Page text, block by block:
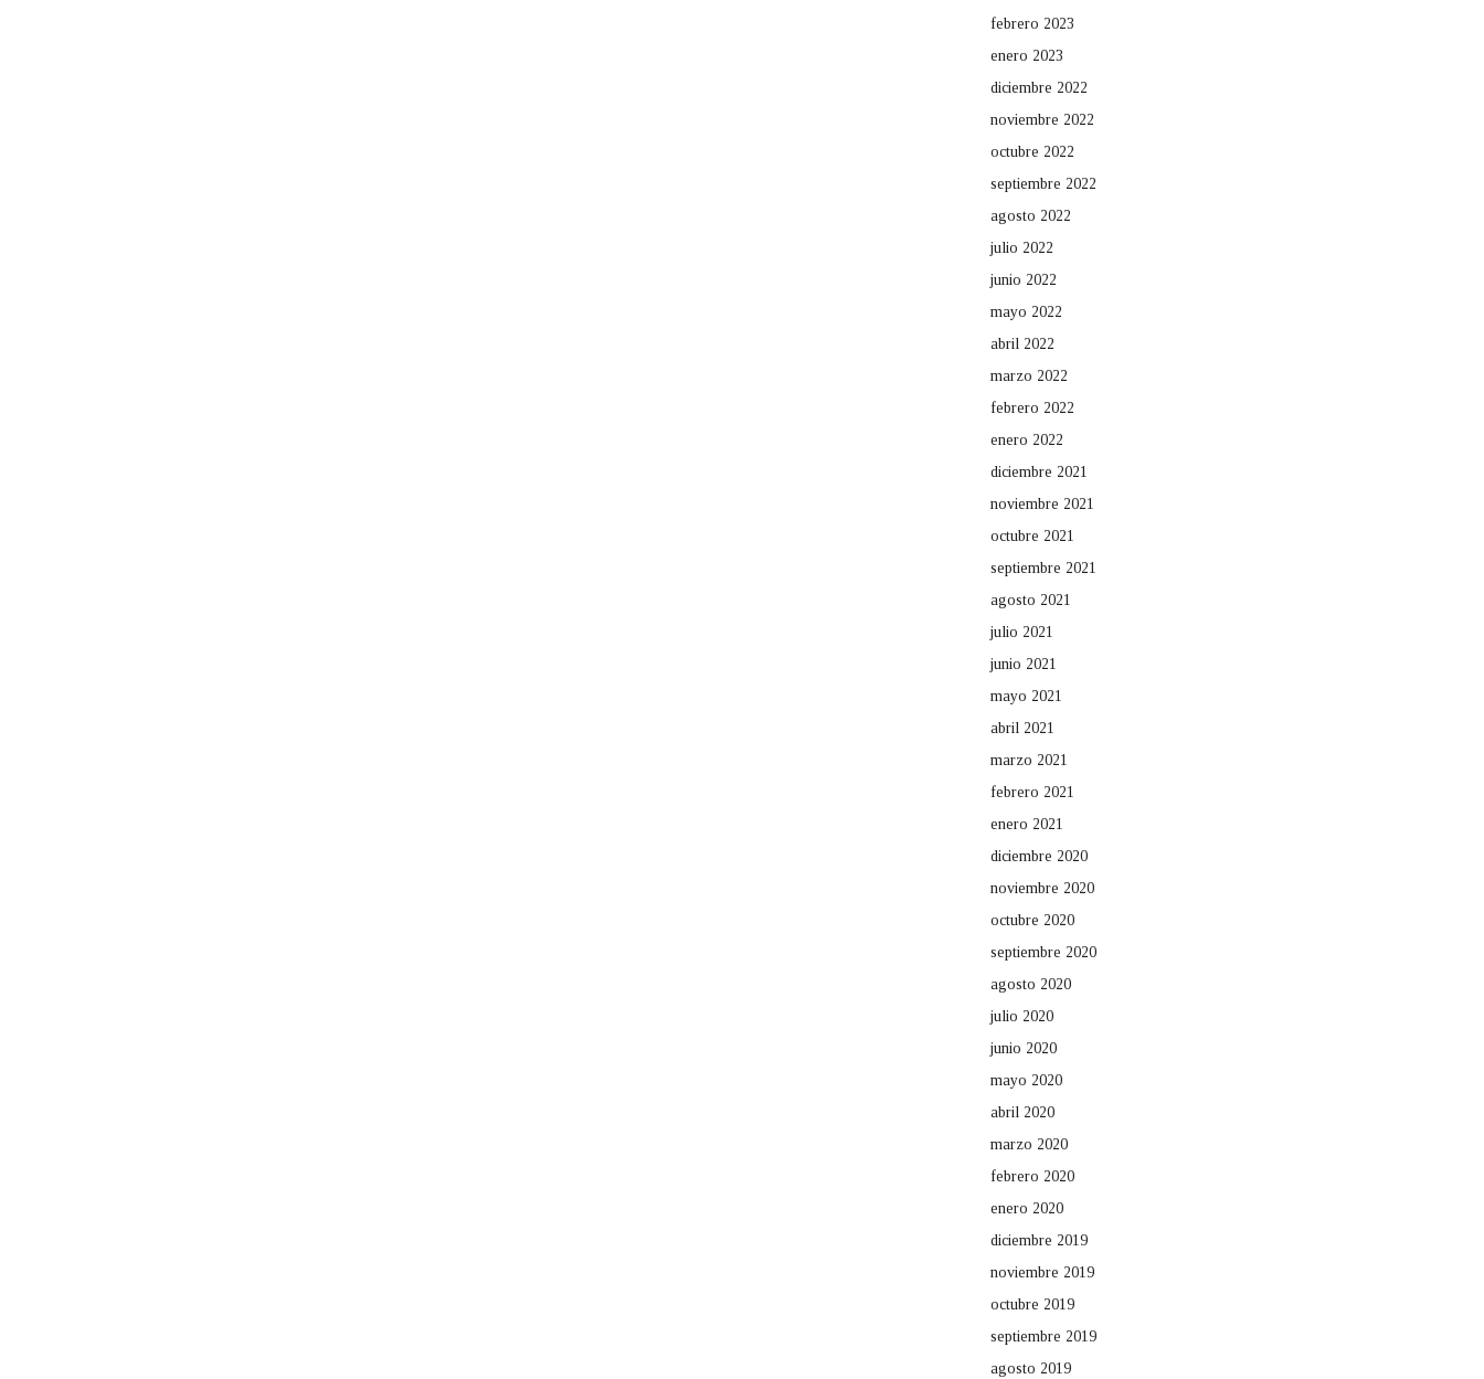
febrero 2023
enero 2023
diciembre 2022
noviembre 2022
octubre 2022
septiembre 2022
agosto 2022
julio 2022
junio 2022
mayo 2022
abril 2022
marzo 2022
febrero 2022
enero 2022
diciembre 2021
noviembre 2021
octubre 2021
septiembre 2021
agosto 2021
julio 2021
junio 2021
mayo 2021
abril 2021
marzo 2021
febrero 2021
enero 2021
diciembre 2020
noviembre 2020
octubre 2020
septiembre 2020
agosto 2020
julio 2020
junio 2020
mayo 2020
abril 2020
marzo 2020
febrero 2020
enero 2020
diciembre 2019
noviembre 2019
octubre 2019
septiembre 2019
agosto 2019